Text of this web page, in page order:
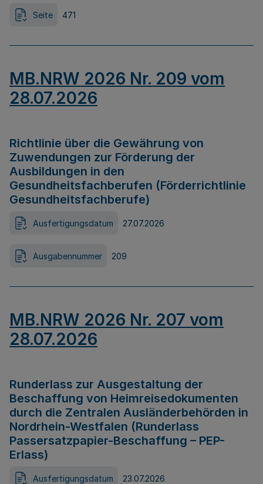
Seite 471
MB.NRW 2026 Nr. 209 vom
28.07.2026
Richtlinie über die Gewährung von
Zuwendungen zur Förderung der
Ausbildungen in den
Gesundheitsfachberufen (Förderrichtlinie
Gesundheitsfachberufe)
Ausfertigungsdatum 27.07.2026
Ausgabennummer 209
MB.NRW 2026 Nr. 207 vom
28.07.2026
Runderlass zur Ausgestaltung der
Beschaffung von Heimreisedokumenten
durch die Zentralen Ausländerbehörden in
Nordrhein-Westfalen (Runderlass
Passersatzpapier-Beschaffung – PEP-
Erlass)
Ausfertigungsdatum 23.07.2026